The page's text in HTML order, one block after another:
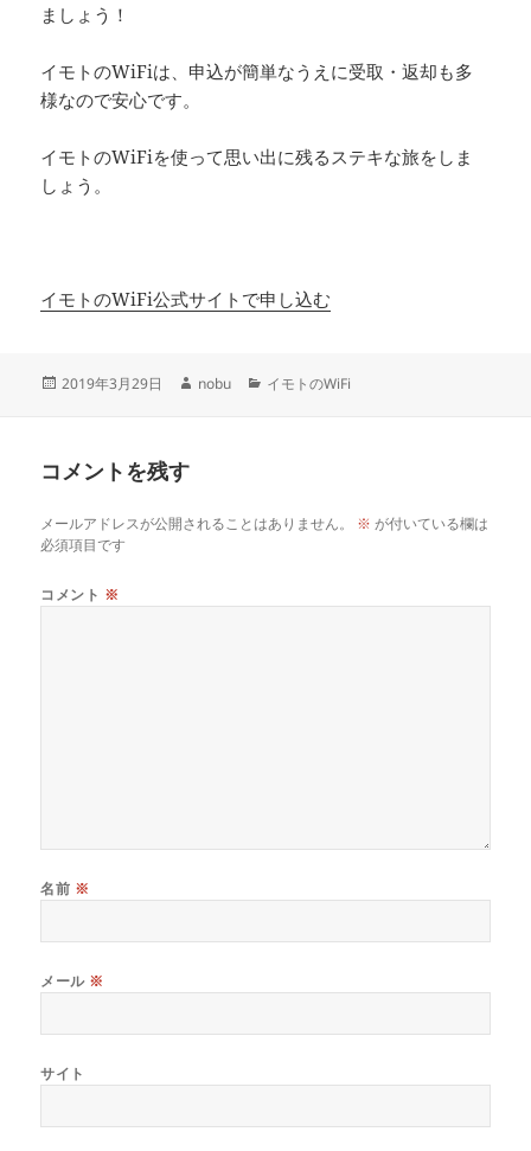
ましょう！
イモトのWiFiは、申込が簡単なうえに受取・返却も多
様なので安心です。
イモトのWiFiを使って思い出に残るステキな旅をしま
しょう。
イモトのWiFi公式サイトで申し込む
投
2019年3月29日
作
nobu
カ
イモトのWiFi
コメントを残す
メールアドレスが公開されることはありません。 ※ が付いている欄は
必須項目です
コメント ※
名前 ※
メール ※
サイト